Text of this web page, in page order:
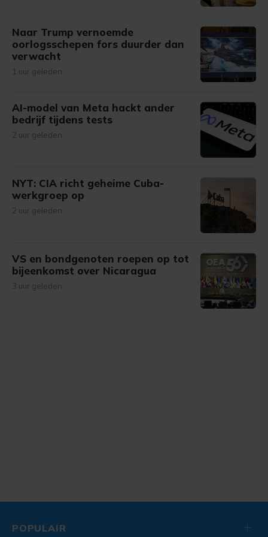
Naar Trump vernoemde
oorlogsschepen fors duurder dan
verwacht
1 uur geleden
AI-model van Meta hackt ander
bedrijf tijdens tests
2 uur geleden
NYT: CIA richt geheime Cuba-
werkgroep op
2 uur geleden
VS en bondgenoten roepen op tot
bijeenkomst over Nicaragua
3 uur geleden
POPULAIR